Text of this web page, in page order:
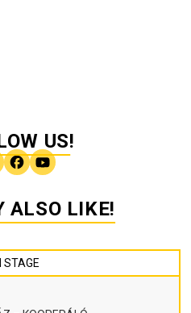
US!
ALSO LIKE!
STAGE